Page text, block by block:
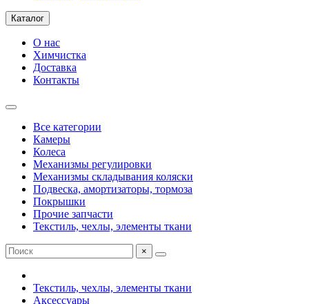
Каталог
О нас
Химчистка
Доставка
Контакты
Все категории
Камеры
Колеса
Механизмы регулировки
Механизмы складывания коляски
Подвеска, амортизаторы, тормоза
Покрышки
Прочие запчасти
Текстиль, чехлы, элементы ткани
×
Текстиль, чехлы, элементы ткани
Аксессуары